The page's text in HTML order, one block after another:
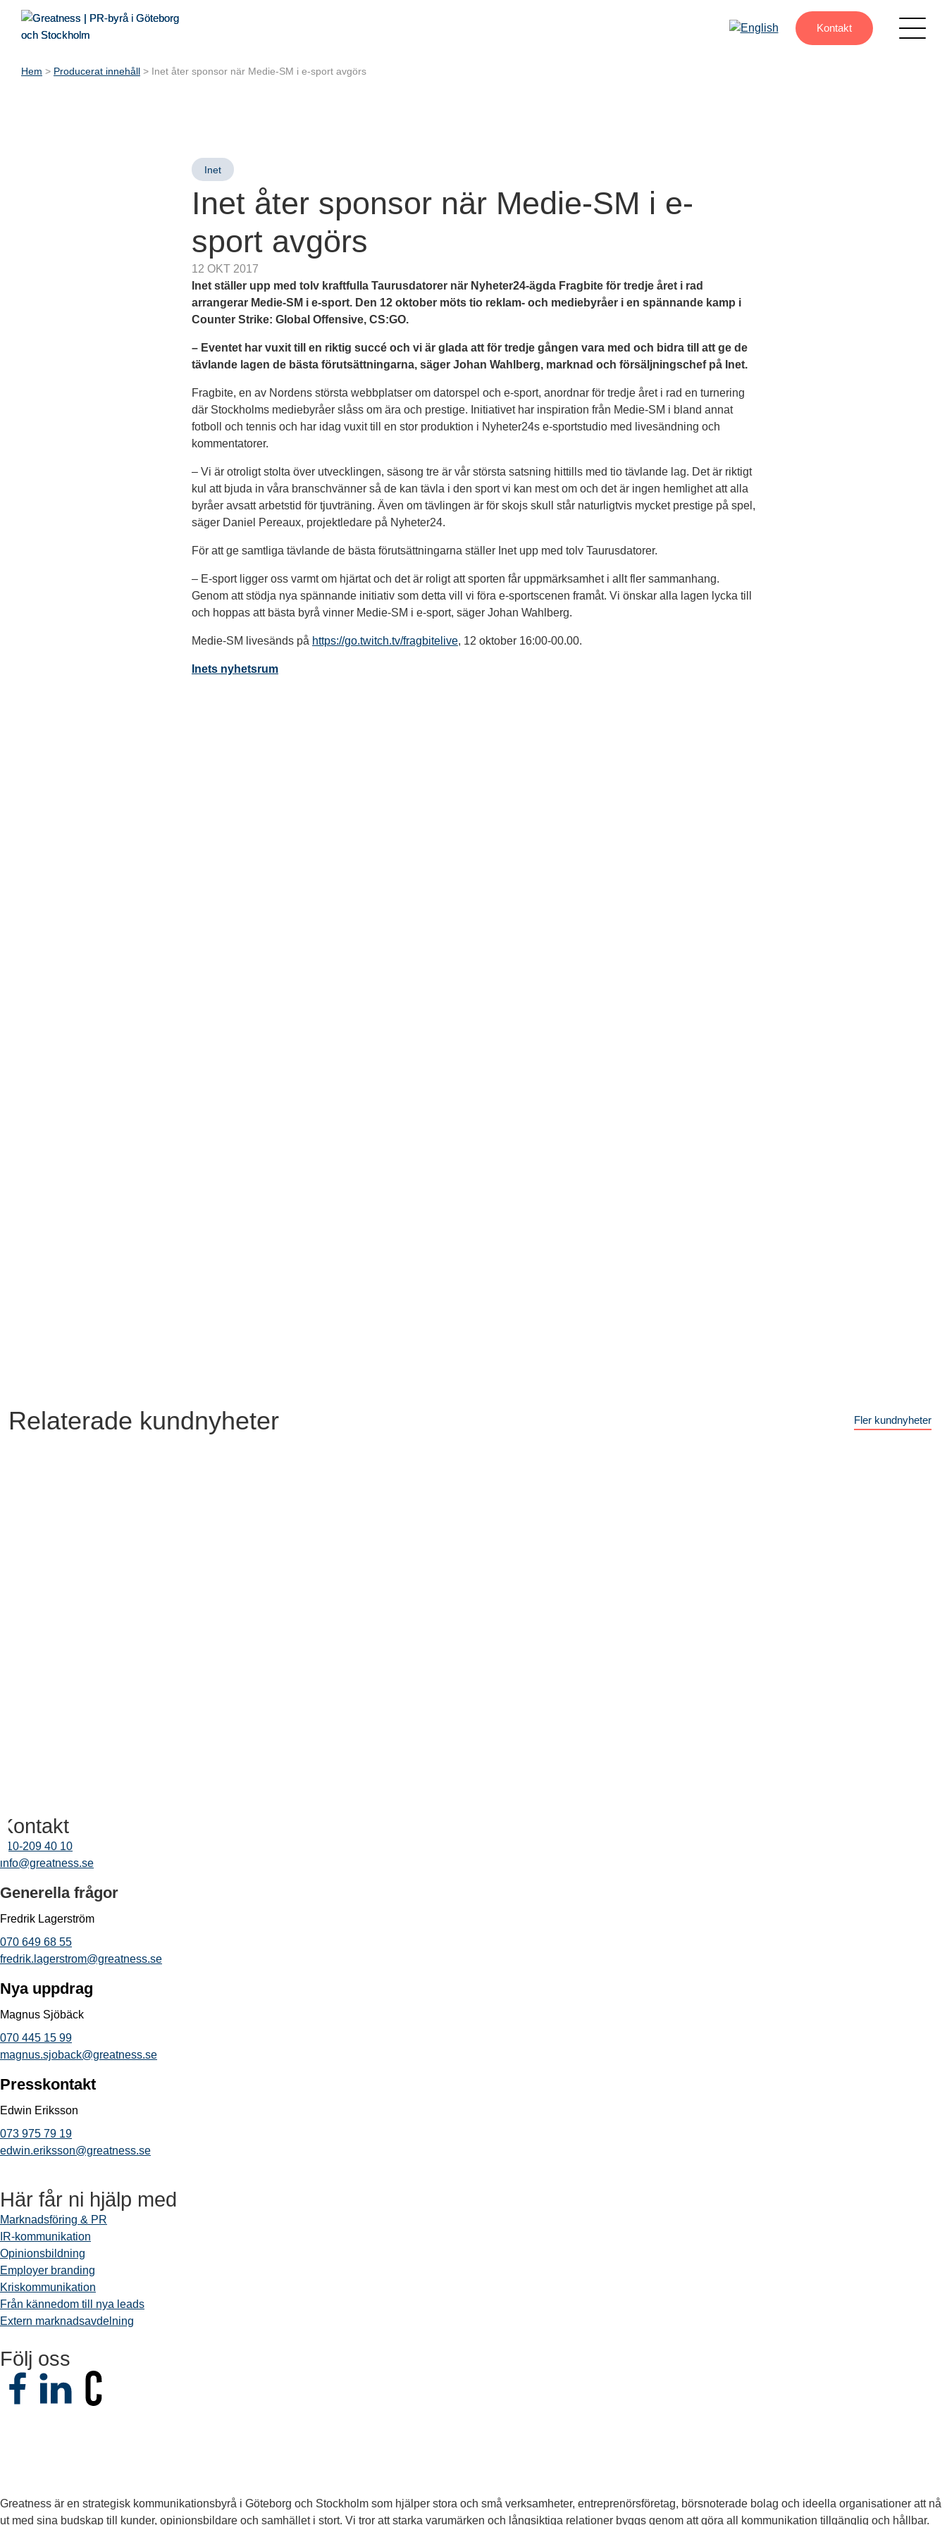
Kontakt
Hem > Producerat innehåll > Inet åter sponsor när Medie-SM i e-sport avgörs
Inet
Inet åter sponsor när Medie-SM i e-
sport avgörs
12 OKT 2017
Inet ställer upp med tolv kraftfulla Taurusdatorer när Nyheter24-ägda Fragbite för tredje året i rad
arrangerar Medie-SM i e-sport. Den 12 oktober möts tio reklam- och mediebyråer i en spännande kamp i
Counter Strike: Global Offensive, CS:GO.
– Eventet har vuxit till en riktig succé och vi är glada att för tredje gången vara med och bidra till att ge de
tävlande lagen de bästa förutsättningarna, säger Johan Wahlberg, marknad och försäljningschef på Inet.
Fragbite, en av Nordens största webbplatser om datorspel och e-sport, anordnar för tredje året i rad en turnering
där Stockholms mediebyråer slåss om ära och prestige. Initiativet har inspiration från Medie-SM i bland annat
fotboll och tennis och har idag vuxit till en stor produktion i Nyheter24s e-sportstudio med livesändning och
kommentatorer.
– Vi är otroligt stolta över utvecklingen, säsong tre är vår största satsning hittills med tio tävlande lag. Det är riktigt
kul att bjuda in våra branschvänner så de kan tävla i den sport vi kan mest om och det är ingen hemlighet att alla
byråer avsatt arbetstid för tjuvträning. Även om tävlingen är för skojs skull står naturligtvis mycket prestige på spel,
säger Daniel Pereaux, projektledare på Nyheter24.
För att ge samtliga tävlande de bästa förutsättningarna ställer Inet upp med tolv Taurusdatorer.
– E-sport ligger oss varmt om hjärtat och det är roligt att sporten får uppmärksamhet i allt fler sammanhang.
Genom att stödja nya spännande initiativ som detta vill vi föra e-sportscenen framåt. Vi önskar alla lagen lycka till
och hoppas att bästa byrå vinner Medie-SM i e-sport, säger Johan Wahlberg.
Medie-SM livesänds på https://go.twitch.tv/fragbitelive, 12 oktober 16:00-00.00.
Inets nyhetsrum
Relaterade kundnyheter Fler kundnyheter
Kontakt
010-209 40 10
info@greatness.se
Generella frågor
Fredrik Lagerström
070 649 68 55
fredrik.lagerstrom@greatness.se
Nya uppdrag
Magnus Sjöbäck
070 445 15 99
magnus.sjoback@greatness.se
Presskontakt
Edwin Eriksson
073 975 79 19
edwin.eriksson@greatness.se
Här får ni hjälp med
Marknadsföring & PR
IR-kommunikation
Opinionsbildning
Employer branding
Kriskommunikation
Från kännedom till nya leads
Extern marknadsavdelning
Följ oss
Greatness är en strategisk kommunikationsbyrå i Göteborg och Stockholm som hjälper stora och små verksamheter, entreprenörsföretag, börsnoterade bolag och ideella organisationer att nå
ut med sina budskap till kunder, opinionsbildare och samhället i stort. Vi tror att starka varumärken och långsiktiga relationer byggs genom att göra all kommunikation tillgänglig och hållbar.